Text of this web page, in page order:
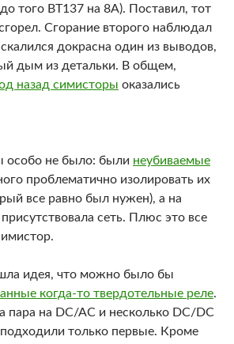
того BT137 на 8А). Поставил, тот
Сгорание второго наблюдал
докрасна один из выводов,
дым из детальки. В общем,
назад симисторы оказались
особо не было: были неубиваемые
проблематично изолировать их
все равно был нужен), а на
сеть. Плюс это все
идея, что можно было бы
когда-то твердотельные реле.
пара на DC/AC и несколько DC/DC
только первые. Кроме